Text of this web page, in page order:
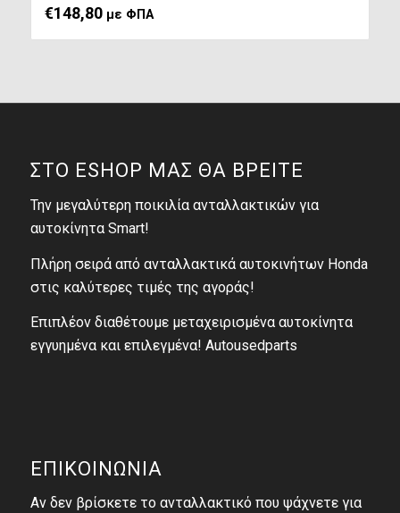
€148,80 με ΦΠΑ
ΣΤΟ ESHOP ΜΑΣ ΘΑ ΒΡΕΙΤΕ
Την μεγαλύτερη ποικιλία ανταλλακτικών για
αυτοκίνητα Smart!
Πλήρη σειρά από ανταλλακτικά αυτοκινήτων Honda
στις καλύτερες τιμές της αγοράς!
Επιπλέον διαθέτουμε μεταχειρισμένα αυτοκίνητα
εγγυημένα και επιλεγμένα! Autousedparts
ΕΠΙΚΟΙΝΩΝΙΑ
Αν δεν βρίσκετε το ανταλλακτικό που ψάχνετε για